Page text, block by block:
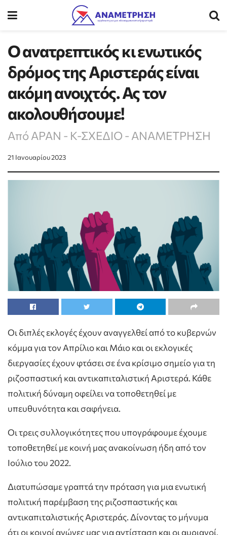
Ο ανατρεπτικός κι ενωτικός
δρόμος της Αριστεράς είναι
ακόμη ανοιχτός. Ας τον
ακολουθήσουμε!
Από ΑΡΑΝ - Κ-ΣΧΕΔΙΟ - ΑΝΑΜΕΤΡΗΣΗ
21 Ιανουαρίου 2023
Οι διπλές εκλογές έχουν αναγγελθεί από το κυβερνών
κόμμα για τον Απρίλιο και Μάιο και οι εκλογικές
διεργασίες έχουν φτάσει σε ένα κρίσιμο σημείο για τη
ριζοσπαστική και αντικαπιταλιστική Αριστερά. Κάθε
πολιτική δύναμη οφείλει να τοποθετηθεί με
υπευθυνότητα και σαφήνεια.
Οι τρεις συλλογικότητες που υπογράφουμε έχουμε
τοποθετηθεί με κοινή μας ανακοίνωση ήδη από τον
Ιούλιο του 2022.
Διατυπώσαμε γραπτά την πρόταση για μια ενωτική
πολιτική παρέμβαση της ριζοσπαστικής και
αντικαπιταλιστικής Αριστεράς. Δίνοντας το μήνυμα
ότι οι κοινοί αγώνες μας για αντίσταση και οι αυριανοί,